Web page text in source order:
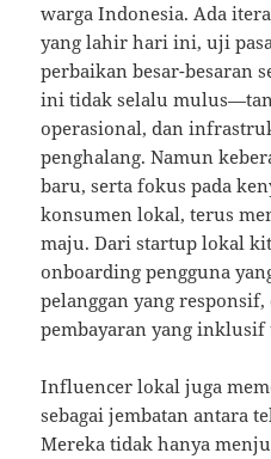
warga Indonesia. Ada
yang lahir hari ini, uji
perbaikan besar-besaran
ini tidak selalu
operasional, dan
penghalang. Namun
baru, serta fokus pada
konsumen lokal, terus
maju. Dari startup lokal
onboarding pengguna
pelanggan yang
pembayaran yang
Influencer lokal juga
sebagai jembatan antara
Mereka tidak hanya